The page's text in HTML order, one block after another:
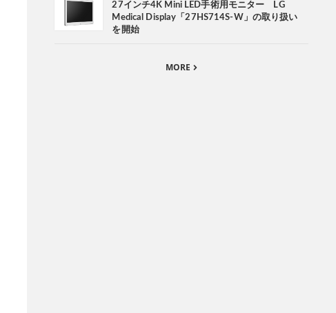
27インチ4K Mini LED手術用モニター LG
Medical Display「27HS714S-W」の取り扱い
を開始
MORE